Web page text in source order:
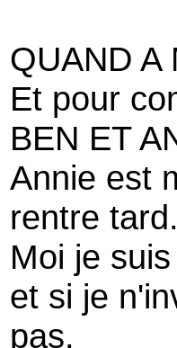
QUAND A
Et pour
BEN ET
Annie est
rentre tard.
Moi je
et si je
pas.